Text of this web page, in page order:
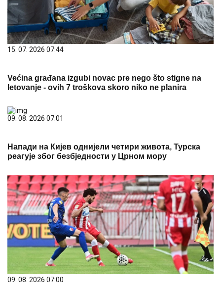
15. 07. 2026 07:44
Većina građana izgubi novac pre nego što stigne na
letovanje - ovih 7 troškova skoro niko ne planira
09. 08. 2026 07:01
Напади на Кијев однијели четири живота, Турска
реагује због безбједности у Црном мору
09. 08. 2026 07:00